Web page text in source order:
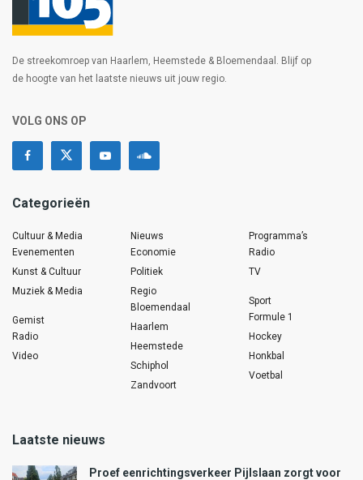
De streekomroep van Haarlem, Heemstede & Bloemendaal. Blijf op
de hoogte van het laatste nieuws uit jouw regio.
VOLG ONS OP
Categorieën
Cultuur & Media
Evenementen
Kunst & Cultuur
Muziek & Media
Gemist
Radio
Video
Nieuws
Economie
Politiek
Regio
Bloemendaal
Haarlem
Heemstede
Schiphol
Zandvoort
Programma’s
Radio
TV
Sport
Formule 1
Hockey
Honkbal
Voetbal
Laatste nieuws
Proef eenrichtingsverkeer Pijlslaan zorgt voor